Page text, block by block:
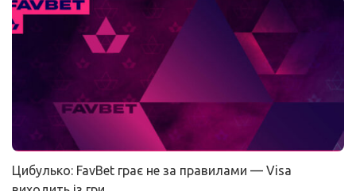
Цибулько: FavBet грає не за правилами — Visa